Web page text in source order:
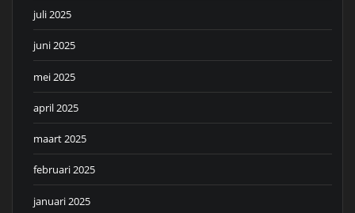
juli 2025
juni 2025
mei 2025
april 2025
maart 2025
februari 2025
januari 2025